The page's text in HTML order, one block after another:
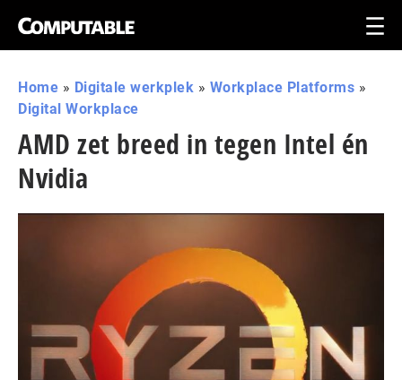
Home » Digitale werkplek » Workplace Platforms »
Digital Workplace
AMD zet breed in tegen Intel én
Nvidia